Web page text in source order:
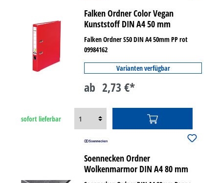
Falken Ordner Color Vegan
Kunststoff DIN A4 50 mm
Falken Ordner S50 DIN A4 50mm PP rot
09984162
Varianten verfügbar
ab 2,73 €*
sofort lieferbar
Soennecken Ordner
Wolkenmarmor DIN A4 80 mm